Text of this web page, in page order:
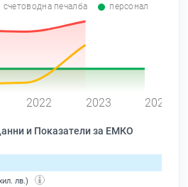
счетоводна печалба персонал
2022 2023 2024
и Показатели за ЕМКО
лв.)